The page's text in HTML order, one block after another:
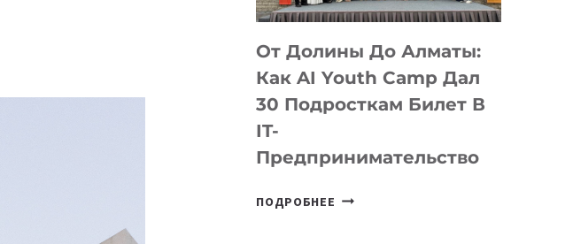
От Долины До Алматы:
Как AI Youth Camp Дал
30 Подросткам Билет В
IT-
Предпринимательство
ПОДРОБНЕЕ ОТ